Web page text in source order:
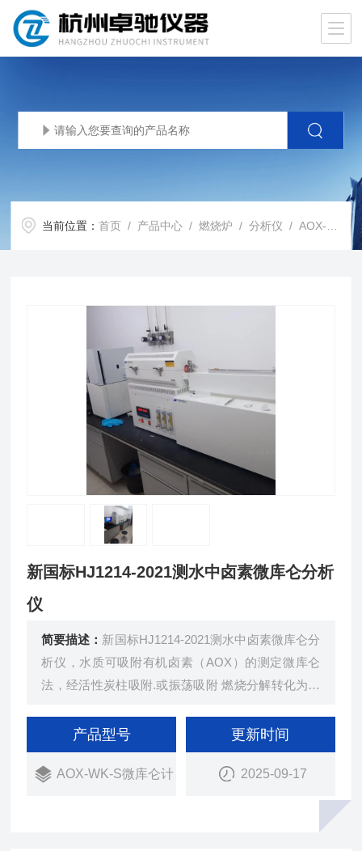
当前位置：首页 / 产品中心 /燃烧炉 /分析仪 / AOX-WK-S微库仑计新国标HJ1214-2021测水中卤素微库仑分析仪
新国标HJ1214-2021测水中卤素微库仑分析
仪
简要描述： 新国标HJ1214-2021测水中卤素微库仑分
析仪，水质可吸附有机卤素（AOX）的测定微库仑
法，经活性炭柱吸附.或振荡吸附 燃烧分解转化为卤
的微库仑计上用微库仑法测定卤素离子的量
产品型号
AOX-WK-S微库仑计
更新时间
2025-09-17